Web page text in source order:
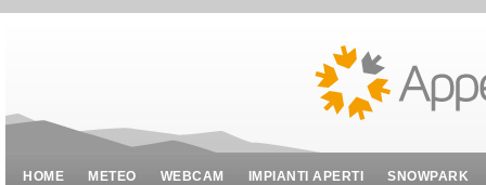
HOME METEO WEBCAM IMPIANTI APERTI SNOWPARK